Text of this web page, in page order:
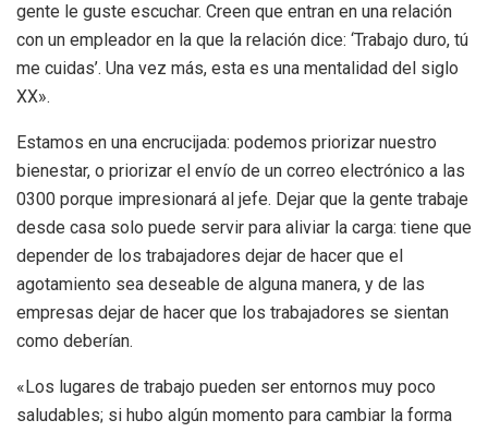
gente le guste escuchar. Creen que entran en una relación
con un empleador en la que la relación dice: ‘Trabajo duro, tú
me cuidas’. Una vez más, esta es una mentalidad del siglo
XX».
Estamos en una encrucijada: podemos priorizar nuestro
bienestar, o priorizar el envío de un correo electrónico a las
0300 porque impresionará al jefe. Dejar que la gente trabaje
desde casa solo puede servir para aliviar la carga: tiene que
depender de los trabajadores dejar de hacer que el
agotamiento sea deseable de alguna manera, y de las
empresas dejar de hacer que los trabajadores se sientan
como deberían.
«Los lugares de trabajo pueden ser entornos muy poco
saludables; si hubo algún momento para cambiar la forma